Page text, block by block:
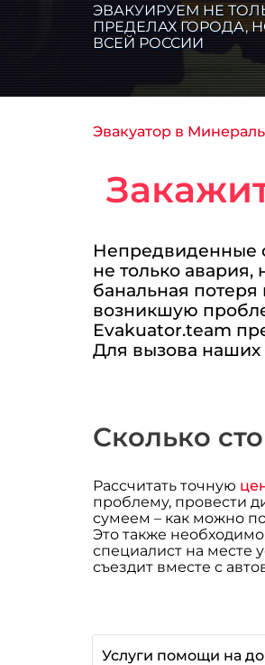
ЭВАКУИРУЕМ НЕ
ПРЕДЕЛАХ ГОРОДА,
ВСЕЙ РОССИИ
Эвакуатор в
Непредвиденные
не только
банальная
возникшую
Evakuator.team
Для вызова наших
Сколько
Рассчитать точную
проблему, провести
сумеем – как можно
Это также
специалист на месте
съездит вместе с
Услуги помощи на